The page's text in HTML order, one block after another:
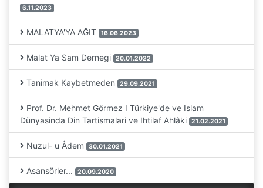
6.11.2023
MALATYA'YA AĞIT 16.06.2023
Malat Ya Sam Dernegi 20.01.2022
Tanimak Kaybetmeden 29.09.2021
Prof. Dr. Mehmet Görmez I Türkiye'de ve Islam
Dünyasinda Din Tartismalari ve Ihtilaf Ahlâki
21.02.2021
Nuzul- u Âdem 30.01.2021
Asansörler... 20.09.2020